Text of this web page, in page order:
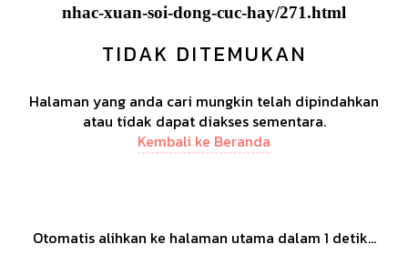
nhac-xuan-soi-dong-cuc-hay/271.html
TIDAK DITEMUKAN
Halaman yang anda cari mungkin telah dipindahkan
atau tidak dapat diakses sementara.
Kembali ke Beranda
Otomatis alihkan ke halaman utama dalam 1 detik...